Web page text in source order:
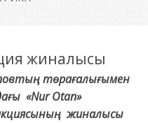
жиналысы
төрағалығымен
«Nur Otan»
жиналысы